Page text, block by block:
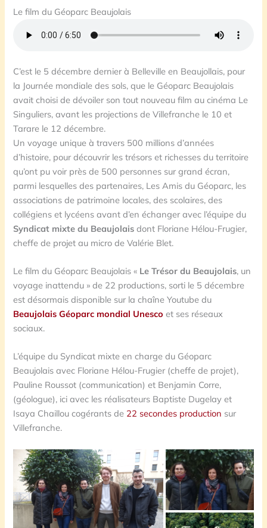
Le film du Géoparc Beaujolais
C’est le 5 décembre dernier à Belleville en Beaujollais, pour
la Journée mondiale des sols, que le Géoparc Beaujolais
avait choisi de dévoiler son tout nouveau film au cinéma Le
Singuliers, avant les projections de Villefranche le 10 et
Tarare le 12 décembre.
Un voyage unique à travers 500 millions d’années
d’histoire, pour découvrir les trésors et richesses du territoire
qu’ont pu voir près de 500 personnes sur grand écran,
parmi lesquelles des partenaires, Les Amis du Géoparc, les
associations de patrimoine locales, des scolaires, des
collégiens et lycéens avant d’en échanger avec l’équipe du
Syndicat mixte du Beaujolais dont Floriane Hélou-Frugier,
cheffe de projet au micro de Valérie Blet.
Le film du Géoparc Beaujolais « Le Trésor du Beaujolais, un
voyage inattendu » de 22 productions, sorti le 5 décembre
est désormais disponible sur la chaîne Youtube du
Beaujolais Géoparc mondial Unesco et ses réseaux
sociaux.
L’équipe du Syndicat mixte en charge du Géoparc
Beaujolais avec Floriane Hélou-Frugier (cheffe de projet),
Pauline Roussot (communication) et Benjamin Corre,
(géologue), ici avec les réalisateurs Baptiste Dugelay et
Isaya Chaillou cogérants de 22 secondes production sur
Villefranche.